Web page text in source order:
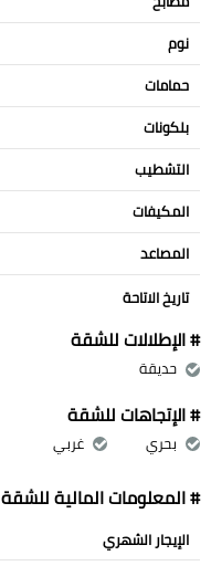
نوم
حمامات
بلكونات
التشطيب
المكيفات
المصاعد
تاريخ الاتاحة
# الإطلالات للشقة
حديقة
# الإتجاهات للشقة
بحري غربي
# المعلومات المالية للشقة
الإيجار الشهري